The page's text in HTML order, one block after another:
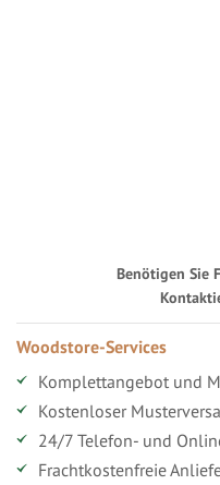
Benötigen Sie
Woodstore-Services
Komplettangebot und
Kostenloser
24/7 Telefon- und
Frachtkostenfreie